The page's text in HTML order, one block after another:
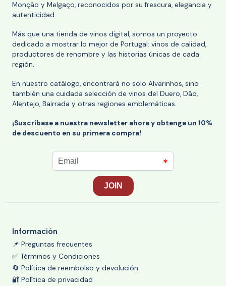
Monção y Melgaço, reconocidos por su frescura, elegancia y
autenticidad.
Más que una tienda de vinos digital, somos un proyecto
dedicado a mostrar lo mejor de Portugal: vinos de calidad,
productores de renombre y las historias únicas de cada
región.
En nuestro catálogo, encontrará no solo Alvarinhos, sino
también una cuidada selección de vinos del Duero, Dão,
Alentejo, Bairrada y otras regiones emblemáticas.
¡Suscríbase a nuestra newsletter ahora y obtenga un 10%
de descuento en su primera compra!
Información
📌 Preguntas frecuentes
✅ Términos y Condiciones
🔄 Política de reembolso y devolución
🔐 Política de privacidad